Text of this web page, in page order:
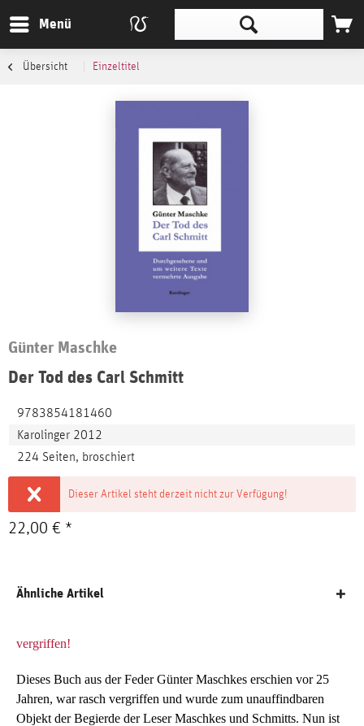
Menü
Übersicht Einzeltitel
Günter Maschke
Der Tod des Carl Schmitt
9783854181460
Karolinger 2012
224 Seiten, broschiert
Dieser Artikel steht derzeit nicht zur Verfügung!
22,00 € *
Ähnliche Artikel
vergriffen!
Dieses Buch aus der Feder Günter Maschkes erschien vor 25
Jahren, war rasch vergriffen und wurde zum unauffindbaren
Objekt der Begierde der Leser Maschkes und Schmitts. Nun ist